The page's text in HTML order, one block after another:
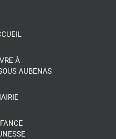
À
AUBENAS